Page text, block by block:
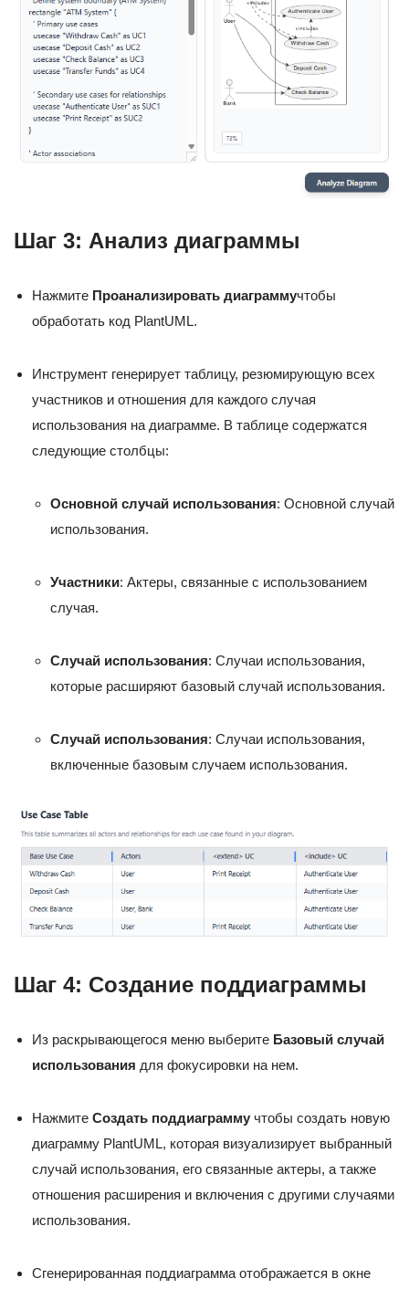
Шаг 3: Анализ диаграммы
Нажмите Проанализировать диаграммучтобы
обработать код PlantUML.
Инструмент генерирует таблицу, резюмирующую всех
участников и отношения для каждого случая
использования на диаграмме. В таблице содержатся
следующие столбцы:
Основной случай использования: Основной случай
использования.
Участники: Актеры, связанные с использованием
случая.
Случай использования: Случаи использования,
которые расширяют базовый случай использования.
Случай использования: Случаи использования,
включенные базовым случаем использования.
Шаг 4: Создание поддиаграммы
Из раскрывающегося меню выберите Базовый случай
использования для фокусировки на нем.
Нажмите Создать поддиаграмму чтобы создать новую
диаграмму PlantUML, которая визуализирует выбранный
случай использования, его связанные актеры, а также
отношения расширения и включения с другими случаями
использования.
Сгенерированная поддиаграмма отображается в окне